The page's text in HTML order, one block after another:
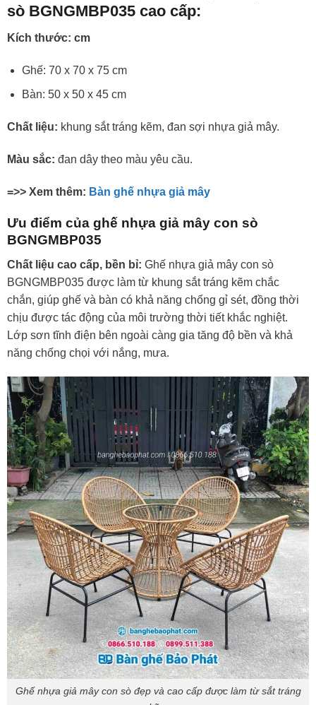
sò BGNGMBP035 cao cấp:
Kích thước: cm
Ghế: 70 x 70 x 75 cm
Bàn: 50 x 50 x 45 cm
Chất liệu: khung sắt tráng kẽm, đan sợi nhựa giả mây.
Màu sắc: đan dây theo màu yêu cầu.
=>> Xem thêm: Bàn ghế nhựa giả mây
Ưu điểm của ghế nhựa giả mây con sò
BGNGMBP035
Chất liệu cao cấp, bền bỉ: Ghế nhựa giả mây con sò
BGNGMBP035 được làm từ khung sắt tráng kẽm chắc
chắn, giúp ghế và bàn có khả năng chống gỉ sét, đồng thời
chịu được tác động của môi trường thời tiết khắc nghiệt.
Lớp sơn tĩnh điện bên ngoài càng gia tăng độ bền và khả
năng chống chọi với nắng, mưa.
Ghế nhựa giả mây con sò đẹp và cao cấp được làm từ sắt tráng